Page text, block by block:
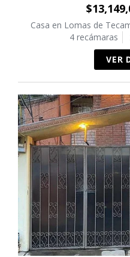
Casa en Lomas de
4 recámaras
VER